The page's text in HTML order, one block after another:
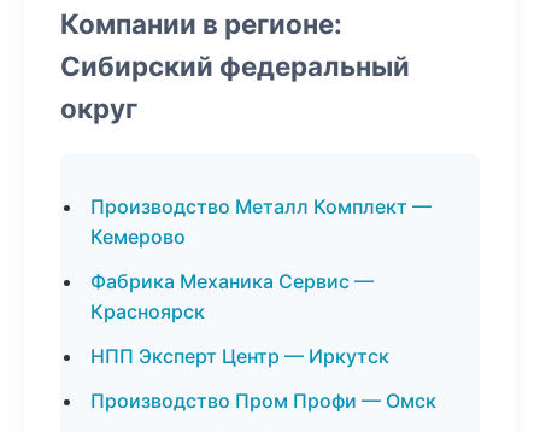
Компании в регионе:
Сибирский федеральный
округ
Производство Металл Комплект —
Кемерово
Фабрика Механика Сервис —
Красноярск
НПП Эксперт Центр — Иркутск
Производство Пром Профи — Омск